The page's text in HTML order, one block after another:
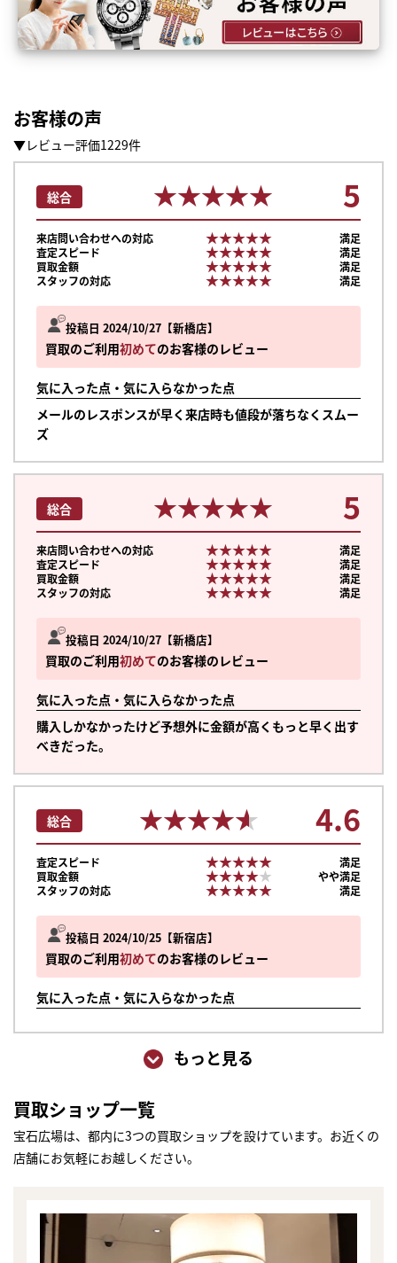
お客様の声
▼レビュー評価1229件
投稿日 2024/10/27 新橋店
買取のご利用初めてのお客様のレビュー
気に入った点・気に入らなかった点
メールのレスポンスが早く来店時も値段が落ちなくスムー
ズ
総合 ★★★★★
★★★★★ 5
来店問い合わせへの対応 ★★★★★
★★★★★
満足
査定スピード
★★★★★
★★★★★
満足
買取金額
★★★★★
★★★★★
満足
スタッフの対応
★★★★★
★★★★★ 満足
投稿日 2024/10/27 新橋店
買取のご利用初めてのお客様のレビュー
気に入った点・気に入らなかった点
購入しかなかったけど予想外に金額が高くもっと早く出す
べきだった。
総合 ★★★★★
★★★★★ 5
来店問い合わせへの対応 ★★★★★
★★★★★
満足
査定スピード
★★★★★
★★★★★
満足
買取金額
★★★★★
★★★★★
満足
スタッフの対応
★★★★★
★★★★★ 満足
投稿日 2024/10/25 新宿店
買取のご利用初めてのお客様のレビュー
気に入った点・気に入らなかった点
総合 ★★★★★
★★★★★ 4.6
査定スピード ★★★★★
★★★★★
満足
買取金額
★★★★★
★★★★★
やや満足
スタッフの対応
★★★★★
★★★★★ 満足
もっと見る
買取ショップ一覧
宝石広場は、都内に3つの買取ショップを設けています。お近くの
店舗にお気軽にお越しください。
まずは
かんたん30秒でお試し査定